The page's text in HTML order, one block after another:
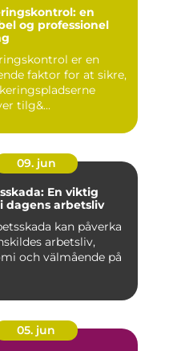
en
og professionel
er en
faktor for at sikre,
tilg&...
09. jun
En viktig
dagens arbetsliv
kan påverka
arbetsliv,
och välmående på
05. jun